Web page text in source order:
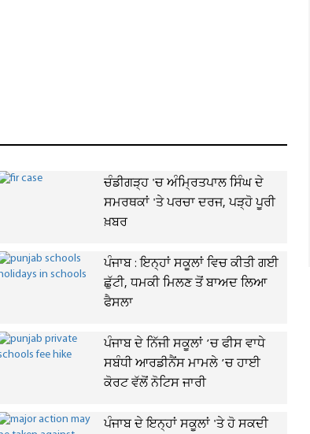
ਚੰਡੀਗੜ੍ਹ 'ਚ ਅੰਮ੍ਰਿਤਪਾਲ ਸਿੰਘ ਦੇ
ਸਮਰਥਕਾਂ 'ਤੇ ਪਰਚਾ ਦਰਜ, ਪੜ੍ਹੋ ਪੂਰੀ
ਖ਼ਬਰ
ਪੰਜਾਬ : ਇਨ੍ਹਾਂ ਸਕੂਲਾਂ ਵਿਚ ਕੀਤੀ ਗਈ
ਛੁੱਟੀ, ਧਮਕੀ ਮਿਲਣ ਤੋਂ ਬਾਅਦ ਲਿਆ
ਫੈਸਲਾ
ਪੰਜਾਬ ਦੇ ਨਿੱਜੀ ਸਕੂਲਾਂ ’ਚ ਫੀਸ ਵਾਧੇ
ਸਬੰਧੀ ਆਰਡੀਨੈਂਸ ਮਾਮਲੇ ’ਚ ਹਾਈ
ਕੋਰਟ ਵੱਲੋਂ ਨੋਟਿਸ ਜਾਰੀ
ਪੰਜਾਬ ਦੇ ਇਨ੍ਹਾਂ ਸਕੂਲਾਂ 'ਤੇ ਹੋ ਸਕਦੀ